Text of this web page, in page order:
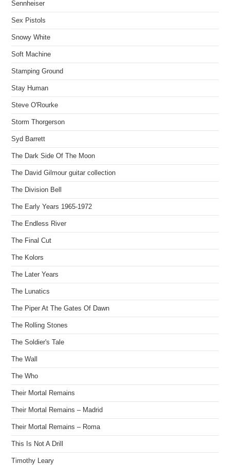
Sennheiser
Sex Pistols
Snowy White
Soft Machine
Stamping Ground
Stay Human
Steve O'Rourke
Storm Thorgerson
Syd Barrett
The Dark Side Of The Moon
The David Gilmour guitar collection
The Division Bell
The Early Years 1965-1972
The Endless River
The Final Cut
The Kolors
The Later Years
The Lunatics
The Piper At The Gates Of Dawn
The Rolling Stones
The Soldier's Tale
The Wall
The Who
Their Mortal Remains
Their Mortal Remains – Madrid
Their Mortal Remains – Roma
This Is Not A Drill
Timothy Leary